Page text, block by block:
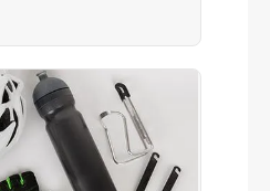
1.1/8"-1.5" angle limit
Sattel